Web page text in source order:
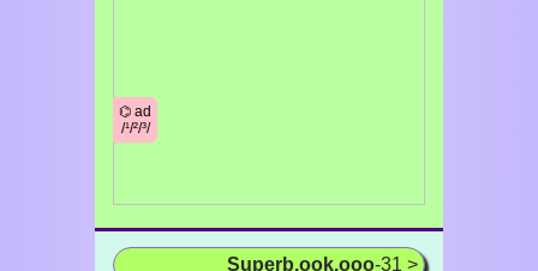
⌬ ad
/¹/²/³/
Superb.ook.ooo-31 >